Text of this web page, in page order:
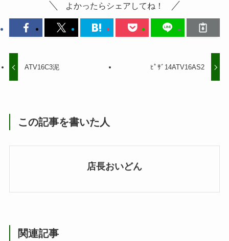
よかったらシェアしてね！
ATV16C3泥 ﾋﾟｻﾞ14ATV16AS2
この記事を書いた人
店長おいどん
関連記事